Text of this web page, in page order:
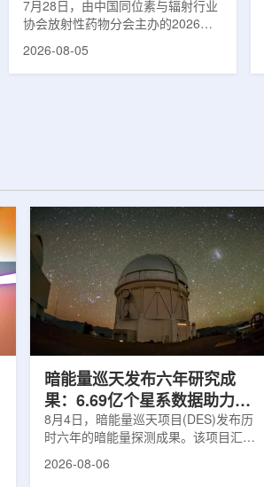
访中国同辐总工程师、中核
集团首席科学家刘蕴韬
7月28日，由中国同位素与辐射行业
协会放射性药物分会主办的2026年
放射性药物创新发展大会在山西省太
持续缩小城乡核医疗资源差距。同
时，以...
2026-08-05
暗能量巡天发布六年研究成
果：6.69亿个星系数据助力约
束宇宙加速膨胀
8月4日，暗能量巡天项目(DES)发布历
时六年的暗能量探测成果。该项目汇总
2026-08-06